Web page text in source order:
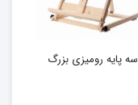
سه پایه رومیزی بزرگ